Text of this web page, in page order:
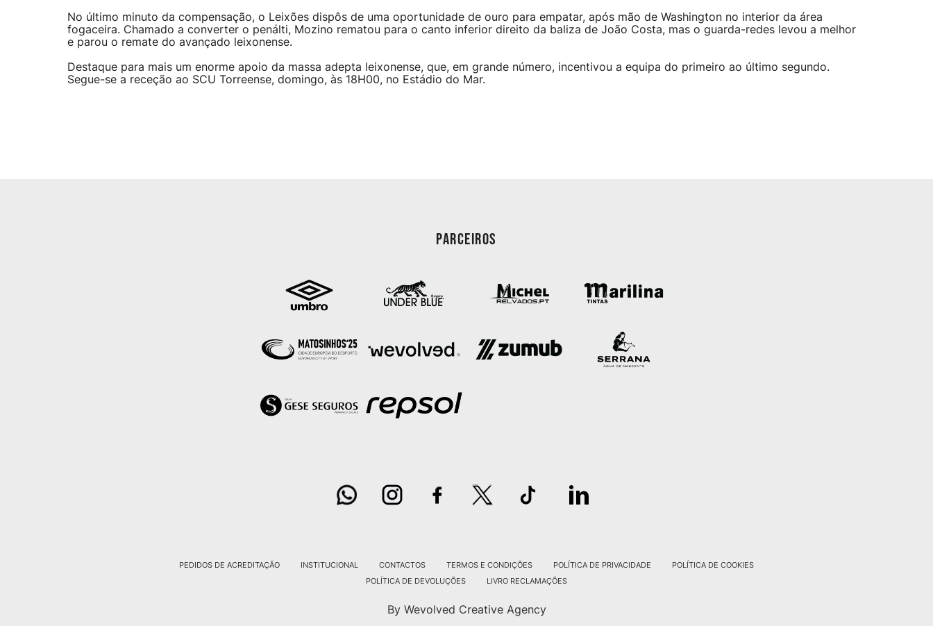
No último minuto da compensação, o Leixões dispôs de uma oportunidade de ouro para empatar, após mão de Washington no interior da área
fogaceira. Chamado a converter o penálti, Mozino rematou para o canto inferior direito da baliza de João Costa, mas o guarda-redes levou a melhor
e parou o remate do avançado leixonense.
Destaque para mais um enorme apoio da massa adepta leixonense, que, em grande número, incentivou a equipa do primeiro ao último segundo.
Segue-se a receção ao SCU Torreense, domingo, às 18H00, no Estádio do Mar.
PARCEIROS
PEDIDOS DE ACREDITAÇÃO INSTITUCIONAL CONTACTOS TERMOS E CONDIÇÕES POLÍTICA DE PRIVACIDADE
POLÍTICA DE COOKIES
POLÍTICA DE DEVOLUÇÕES
LIVRO RECLAMAÇÕES
By Wevolved Creative Agency